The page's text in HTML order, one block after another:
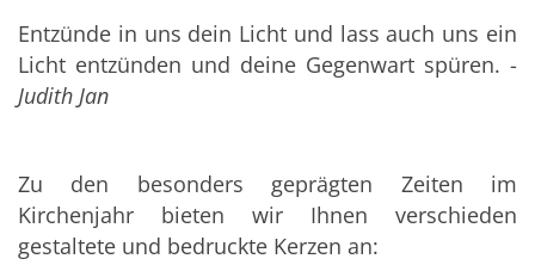
Entzünde in uns dein Licht und lass auch uns ein
Licht entzünden und deine Gegenwart spüren. -
Judith Jan
Zu den besonders geprägten Zeiten im
Kirchenjahr bieten wir Ihnen verschieden
gestaltete und bedruckte Kerzen an: